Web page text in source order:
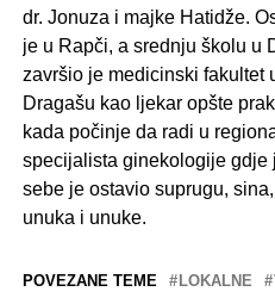
dr. Jonuza i majke Hatidže.
je u Rapči, a srednju školu u
završio je medicinski fakultet
Dragašu kao ljekar opšte
kada počinje da radi u
specijalista ginekologije gdje
sebe je ostavio suprugu,
unuka i unuke.
POVEZANE TEME LOKALNE